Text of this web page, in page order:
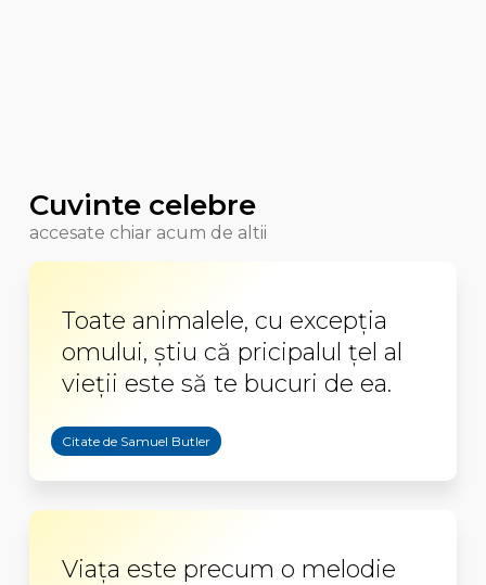
Cuvinte celebre
accesate chiar acum de altii
Toate animalele, cu excepţia
omului, ştiu că pricipalul ţel al
vieţii este să te bucuri de ea.
Citate de Samuel Butler
Viaţa este precum o melodie